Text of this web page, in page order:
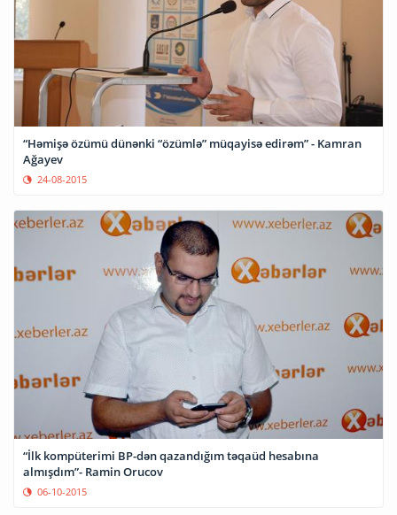
“Həmişə özümü dünənki “özümlə” müqayisə edirəm” - Kamran
Ağayev
24-08-2015
“İlk kompüterimi BP-dən qazandığım təqaüd hesabına
almışdım”- Ramin Orucov
06-10-2015